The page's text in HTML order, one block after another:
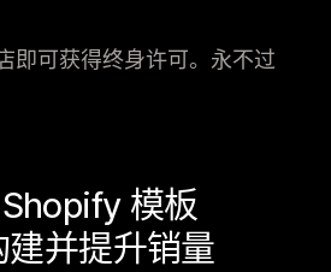
即可获得终身许可。永不过
模板
建并提升销量